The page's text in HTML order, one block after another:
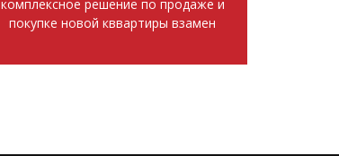
комплексное решение по продаже и
покупке новой кввартиры взамен